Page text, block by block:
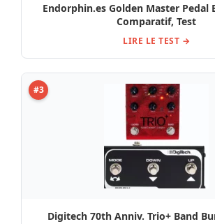
Endorphin.es Golden Master Pedal
Comparatif, Test
LIRE LE TEST →
#3
Digitech 70th Anniv. Trio+ Band